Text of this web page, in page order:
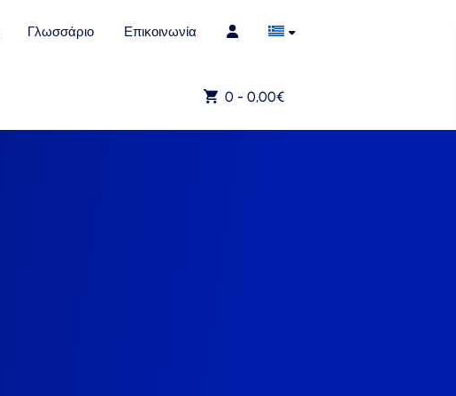
Γλωσσάριο Επικοινωνία
0 - 0,00€